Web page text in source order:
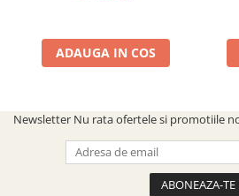
ADAUGA IN COS
Newsletter Nu rata ofertele si promotiile